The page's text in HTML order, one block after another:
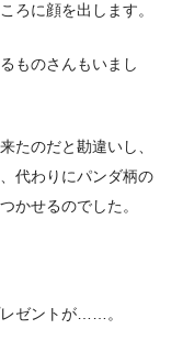
ろに顔を出します。
ものさんもいまし
たのだと勘違いし、
代わりにパンダ柄の
かせるのでした。
ゼントが……。